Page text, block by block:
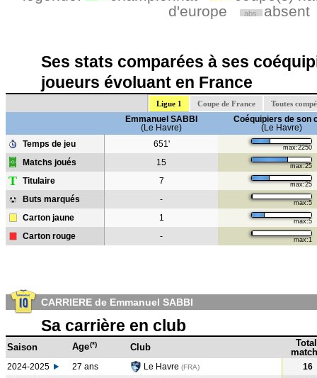
d'europe
abs. absent
Ses stats comparées à ses
joueurs évoluant en France
Ligue 1 Coupe de France Toutes
Emmanuel SABBI
(Le Havre)
Coéquipiers de son
(Le Havre)
Temps de jeu
651' max:2250
Matchs joués 15 max:25
T Titulaire 7 max:25
Buts marqués - max:5
Carton jaune 1 max:5
Carton rouge - max:1
CARRIERE de Emmanuel SABBI
Sa carrière en club
Saison Age(*) Club
Total
2024-2025 27 ans Le Havre (FRA)
16